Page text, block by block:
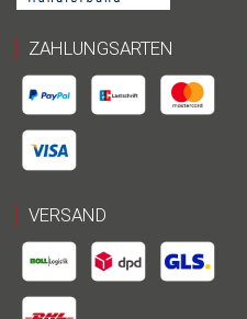
ZAHLUNGSARTEN
VERSAND